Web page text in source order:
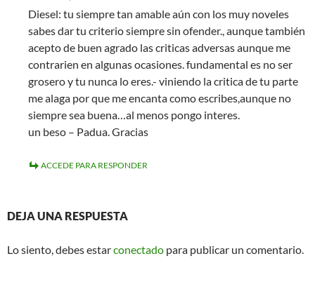
Diesel: tu siempre tan amable aún con los muy noveles
sabes dar tu criterio siempre sin ofender., aunque también
acepto de buen agrado las criticas adversas aunque me
contrarien en algunas ocasiones. fundamental es no ser
grosero y tu nunca lo eres.- viniendo la critica de tu parte
me alaga por que me encanta como escribes,aunque no
siempre sea buena…al menos pongo interes.
un beso – Padua. Gracias
ACCEDE PARA RESPONDER
DEJA UNA RESPUESTA
Lo siento, debes estarconectado para publicar un comentario.